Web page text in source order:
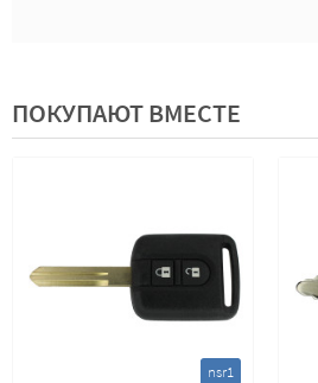
ПОКУПАЮТ ВМЕСТЕ
nsr1